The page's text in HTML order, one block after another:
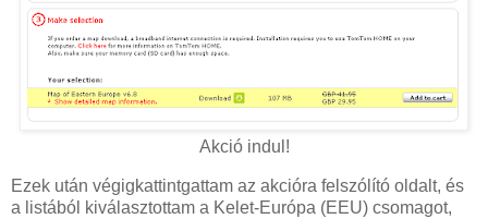
Akció indul!
Ezek után végigkattintgattam az akcióra felszólító oldalt, és
a listából kiválasztottam a Kelet-Európa (EEU) csomagot,